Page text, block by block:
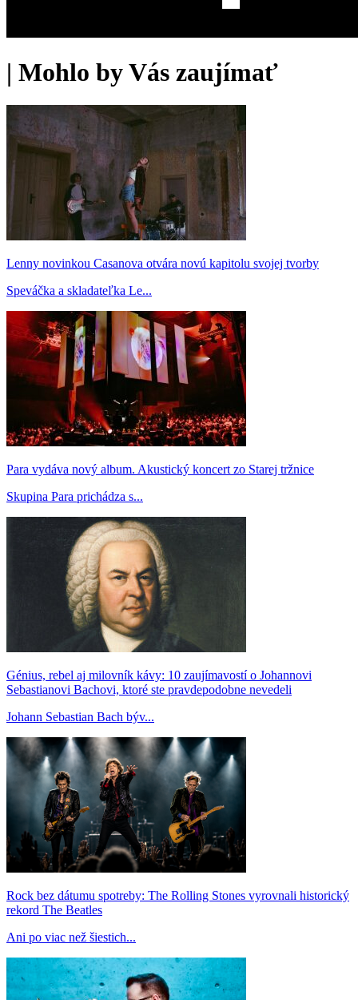
| Mohlo by Vás zaujímať
Lenny novinkou Casanova otvára novú kapitolu svojej tvorby
Speváčka a skladateľka Le...
Para vydáva nový album. Akustický koncert zo Starej tržnice
Skupina Para prichádza s...
Génius, rebel aj milovník kávy: 10 zaujímavostí o Johannovi
Sebastianovi Bachovi, ktoré ste pravdepodobne nevedeli
Johann Sebastian Bach býv...
Rock bez dátumu spotreby: The Rolling Stones vyrovnali historický
rekord The Beatles
Ani po viac než šiestich...